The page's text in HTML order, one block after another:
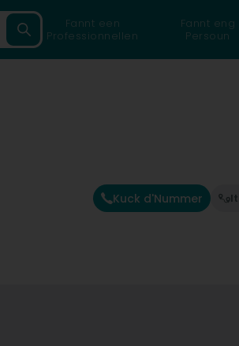
Fannt een
Professionnellen
Fannt eng
Persoun
Kuck d'Nummer